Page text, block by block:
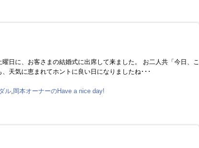
日に、お客さまの結婚式に出席して来ました。 お二人共「今日、こ
天気に恵まれてホントに良い日になりましたね･･･
ル, 岡本オーナーのHave a nice day!